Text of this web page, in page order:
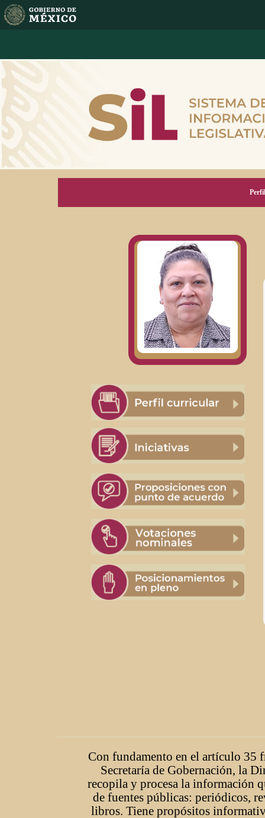
Con fundamento en el artículo 35
Secretaría de Gobernación, la
recopila y procesa la información
de fuentes públicas: periódicos,
libros. Tiene propósitos